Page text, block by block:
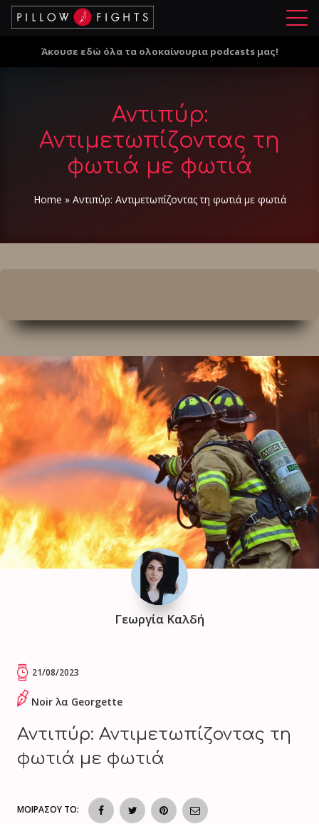
Μ
ο
Άκουσε εδώ όλα τα ολοκαίνουρια podcasts μας!
Αντιπύρ:
Αντιμετωπίζοντας τη
φωτιά με φωτιά
Home » Αντιπύρ: Αντιμετωπίζοντας τη φωτιά με φωτιά
Γεωργία Καλδή
21/08/2023
Noir λα Georgette
Αντιπύρ: Αντιμετωπίζοντας τη
φωτιά με φωτιά
ΜΟΙΡΑΣΟΥ ΤΟ: